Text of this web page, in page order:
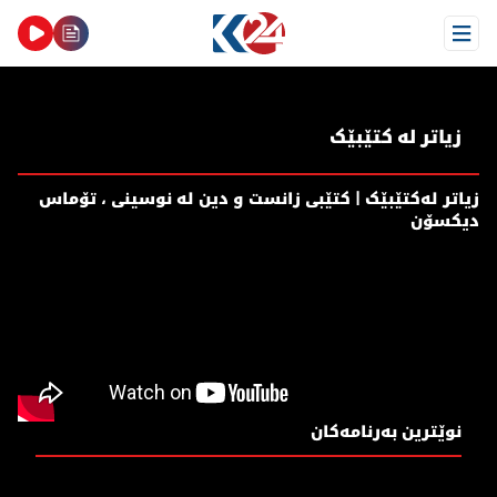
Open Menu
زیاتر لە کتێبێک
زیاتر لەکتێبێک | کتێبی زانست و دین لە نوسینی ، تۆماس
دیکسۆن
نوێترین بەرنامەکان